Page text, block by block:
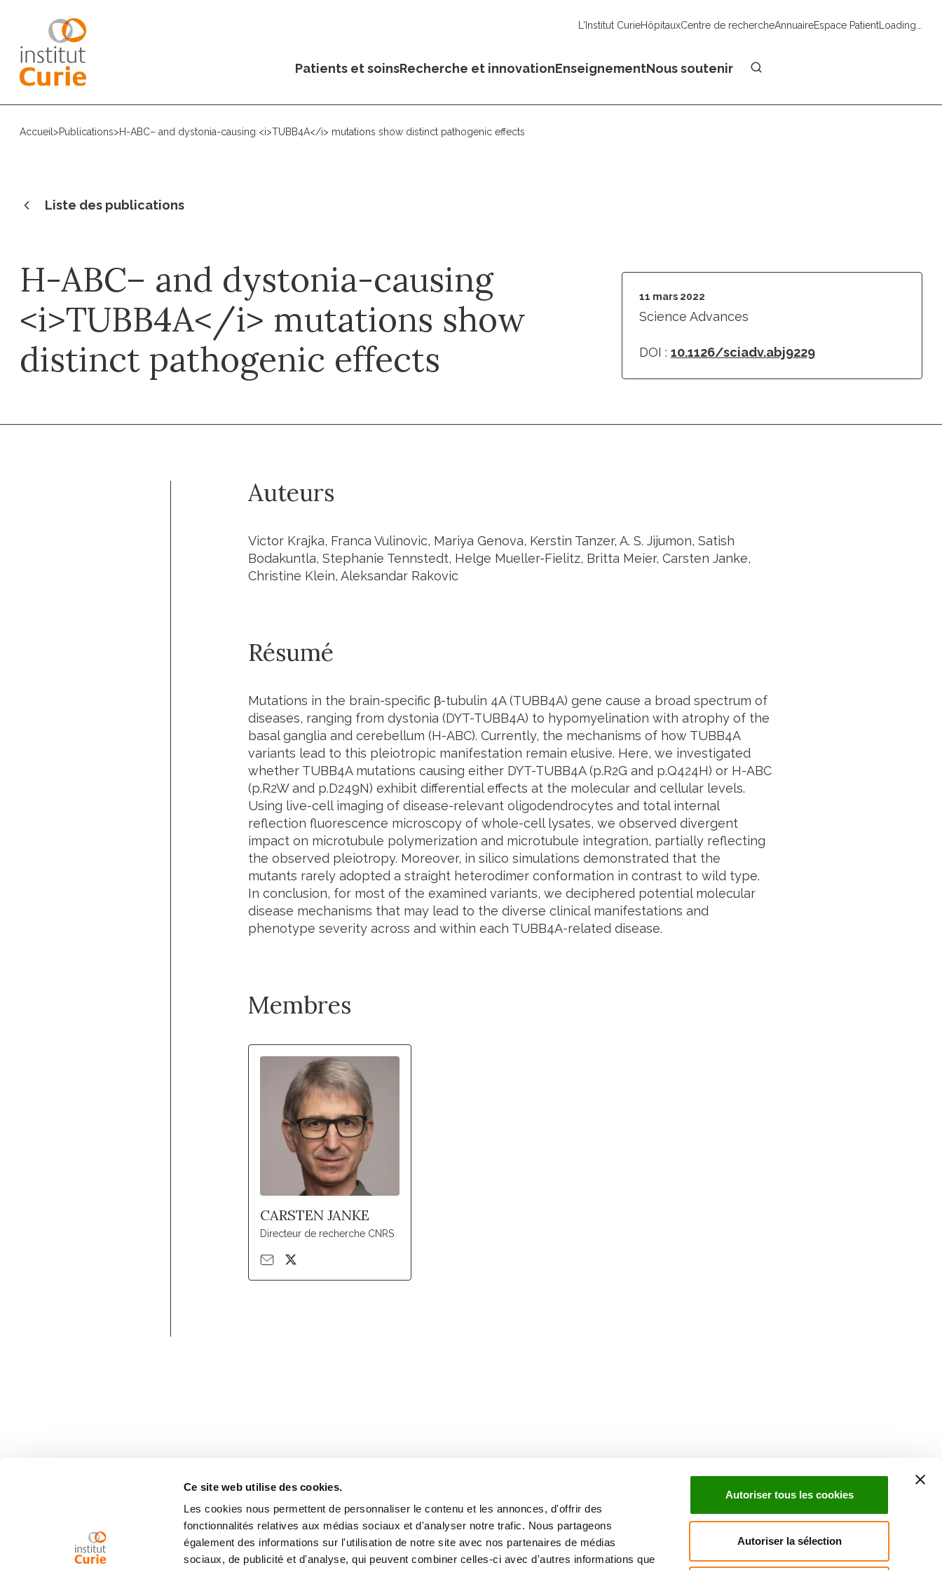
Ce site web utilise des cookies.
Les cookies nous permettent de personnaliser le contenu et les annonces, d'offrir des
fonctionnalités relatives aux médias sociaux et d'analyser notre trafic. Nous partageons
également des informations sur l'utilisation de notre site avec nos partenaires de médias
sociaux, de publicité et d'analyse, qui peuvent combiner celles-ci avec d'autres informations que
Autoriser tous les cookies
Autoriser la sélection
L'Institut CurieHôpitauxCentre de rechercheAnnuaireEspace PatientLoading...
Patients et soinsRecherche et innovationEnseignementNous soutenir
Accueil >Publications>H-ABC– and dystonia-causing <i>TUBB4A</i> mutations show distinct pathogenic effects
Liste des publications
H-ABC– and dystonia-causing
<i>TUBB4A</i> mutations show
distinct pathogenic effects
11 mars 2022
Science Advances
DOI : 10.1126/sciadv.abj9229
Auteurs
Victor Krajka, Franca Vulinovic, Mariya Genova, Kerstin Tanzer, A. S. Jijumon, Satish
Bodakuntla, Stephanie Tennstedt, Helge Mueller-Fielitz, Britta Meier, Carsten Janke,
Christine Klein, Aleksandar Rakovic
Résumé
Mutations in the brain-specific β-tubulin 4A (TUBB4A) gene cause a broad spectrum of
diseases, ranging from dystonia (DYT-TUBB4A) to hypomyelination with atrophy of the
basal ganglia and cerebellum (H-ABC). Currently, the mechanisms of how TUBB4A
variants lead to this pleiotropic manifestation remain elusive. Here, we investigated
whether TUBB4Amutations causing either DYT-TUBB4A (p.R2G and p.Q424H) or H-ABC
(p.R2W and p.D249N) exhibit differential effects at the molecular and cellular levels.
Using live-cell imaging of disease-relevant oligodendrocytes and total internal
reflection fluorescence microscopy of whole-cell lysates, we observed divergent
impact on microtubule polymerization and microtubule integration, partially reflecting
the observed pleiotropy. Moreover, in silico simulations demonstrated that the
mutants rarely adopted a straight heterodimer conformation in contrast to wild type.
In conclusion, for most of the examined variants, we deciphered potential molecular
disease mechanisms that may lead to the diverse clinical manifestations and
phenotype severity across and within each TUBB4A-related disease.
Membres
CARSTEN JANKE
Directeur de recherche CNRS
Inscrivez-vous à la newsletter